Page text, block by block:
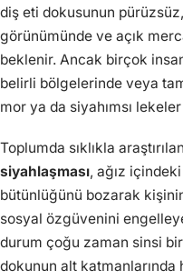
diş eti dokusunun
görünümünde ve açık
beklenir. Ancak birçok
belirli bölgelerinde veya
mor ya da siyahımsı
Toplumda sıklıkla araştırılan
siyahlaşması, ağız
bütünlüğünü bozarak
sosyal özgüvenini
durum çoğu zaman sinsi
dokunun alt